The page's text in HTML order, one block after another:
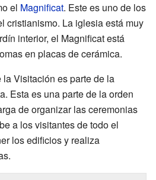
el Magnificat. Este es uno de los
cristianismo. La iglesia está muy
interior, el Magnificat está
en placas de cerámica.
Visitación es parte de la
Esta es una parte de la orden
de organizar las ceremonias
a los visitantes de todo el
los edificios y realiza